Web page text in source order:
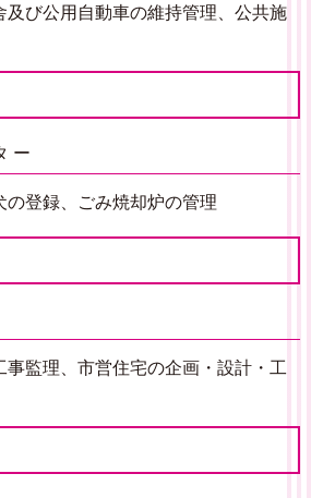
及び公用自動車の維持管理、公共施
ー
の登録、ごみ焼却炉の管理
事監理、市営住宅の企画・設計・工